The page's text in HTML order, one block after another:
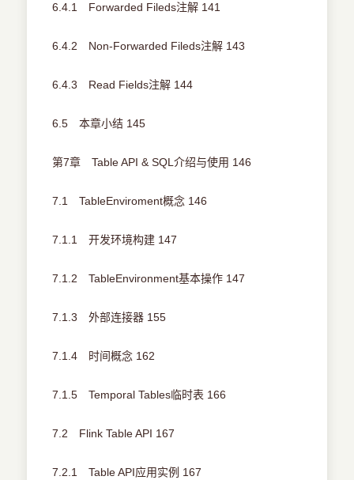
6.4.1 Forwarded Fileds注解 141
6.4.2 Non-Forwarded Fileds注解 143
6.4.3 Read Fields注解 144
6.5 本章小结 145
第7章 Table API & SQL介绍与使用 146
7.1 TableEnviroment概念 146
7.1.1 开发环境构建 147
7.1.2 TableEnvironment基本操作 147
7.1.3 外部连接器 155
7.1.4 时间概念 162
7.1.5 Temporal Tables临时表 166
7.2 Flink Table API 167
7.2.1 Table API应用实例 167